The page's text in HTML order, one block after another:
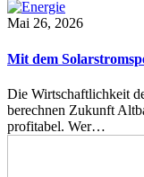
Mai 26, 2026
Mit dem
Die Wirtschaftlichkeit
berechnen Zukunft
profitabel. Wer…